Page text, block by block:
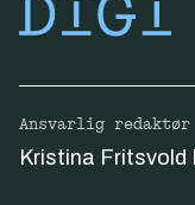
Ansvarlig redaktør
Kristina Fritsvold